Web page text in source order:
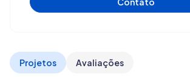
Projetos Avaliações